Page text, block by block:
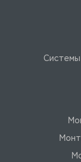
Системы